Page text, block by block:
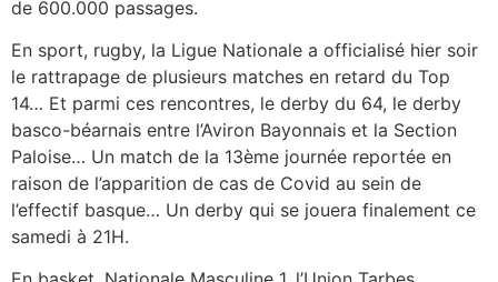
de 600.000 passages.
En sport, rugby, la Ligue Nationale a officialisé hier soir
le rattrapage de plusieurs matches en retard du Top
14… Et parmi ces rencontres, le derby du 64, le derby
basco-béarnais entre l’Aviron Bayonnais et la Section
Paloise… Un match de la 13ème journée reportée en
raison de l’apparition de cas de Covid au sein de
l’effectif basque… Un derby qui se jouera finalement ce
samedi à 21H.